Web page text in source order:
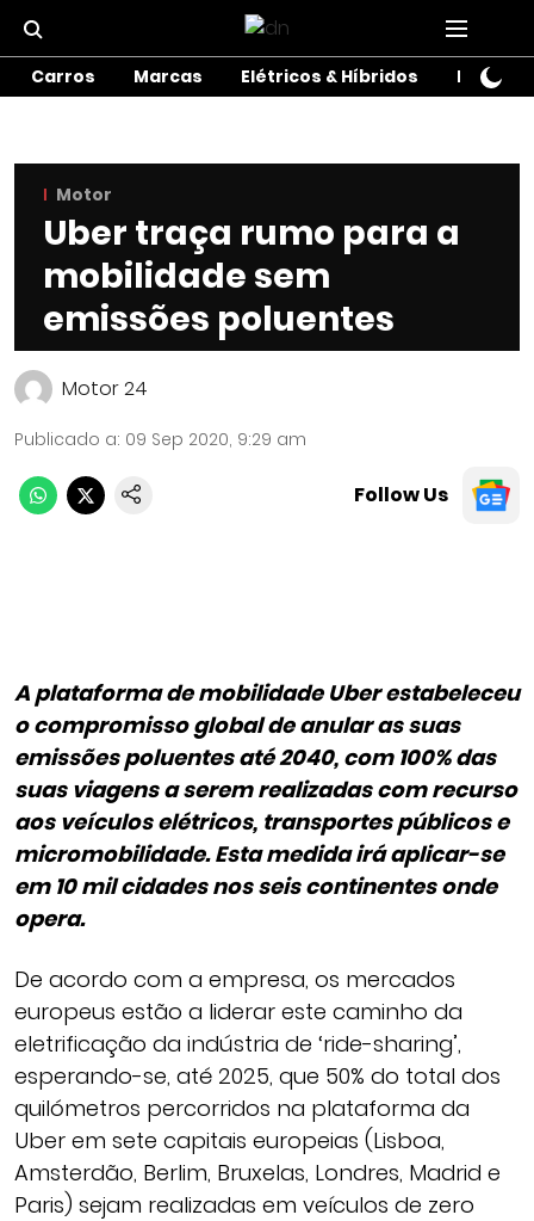
Carros Marcas Elétricos & Híbridos Motos
Motor
Uber traça rumo para a
mobilidade sem
emissões poluentes
Motor 24
Publicado a: 09 Sep 2020, 9:29 am
Follow Us
A plataforma de mobilidade Uber estabeleceu
o compromisso global de anular as suas
emissões poluentes até 2040, com 100% das
suas viagens a serem realizadas com recurso
aos veículos elétricos, transportes públicos e
micromobilidade. Esta medida irá aplicar-se
em 10 mil cidades nos seis continentes onde
opera.
De acordo com a empresa, os mercados
europeus estão a liderar este caminho da
eletrificação da indústria de ‘ride-sharing’,
esperando-se, até 2025, que 50% do total dos
quilómetros percorridos na plataforma da
Uber em sete capitais europeias (Lisboa,
Amsterdão, Berlim, Bruxelas, Londres, Madrid e
Paris) sejam realizadas em veículos de zero